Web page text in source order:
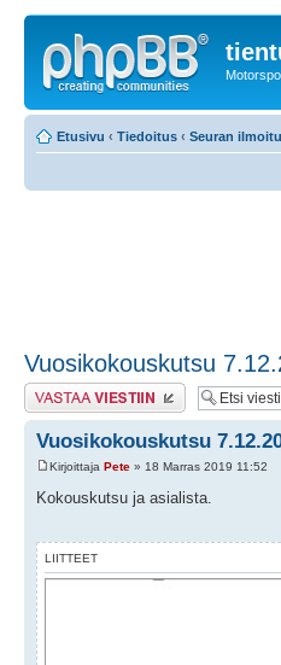
Etusivu ‹ Tiedoitus ‹ Seuran
Vuosikokouskutsu
Lähetä vastaus
Vuosikokouskutsu
Kirjoittaja Pete » 18 Marras 2019 11:52
Kokouskutsu ja asialista.
LIITTEET